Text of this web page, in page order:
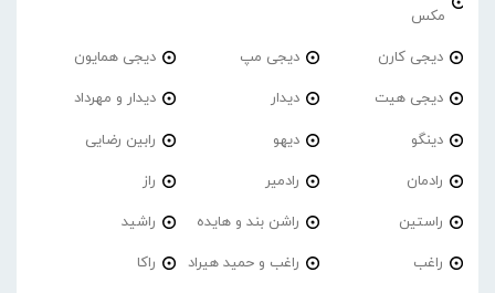
مکس
دیجی کارن دیجی مپ دیجی همایون
دیجی هیت دیدار دیدار و مهرداد
دینگو دیهو رابین رضایی
رادمان رادمیر راز
راستین راشن بند و هایده راشید
راغب راغب و حمید هیراد راکا